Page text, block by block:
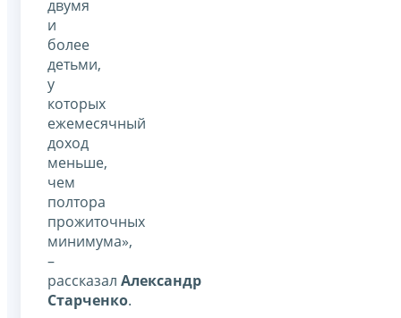
двумя
и
более
детьми,
у
которых
ежемесячный
доход
меньше,
чем
полтора
прожиточных
минимума»,
–
рассказал Александр
Старченко.